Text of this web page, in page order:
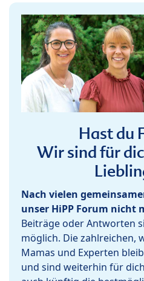
Hast du
Wir sind für
Nach vielen
unser HiPP Forum nicht
Beiträge oder Antworten
möglich. Die zahlreichen,
Mamas und Experten
und sind weiterhin für